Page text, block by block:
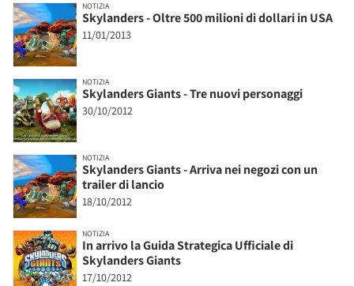
NOTIZIA
Skylanders - Oltre 500 milioni di dollari in USA
11/01/2013
NOTIZIA
Skylanders Giants - Tre nuovi personaggi
30/10/2012
NOTIZIA
Skylanders Giants - Arriva nei negozi con un
trailer di lancio
18/10/2012
NOTIZIA
In arrivo la Guida Strategica Ufficiale di
Skylanders Giants
17/10/2012